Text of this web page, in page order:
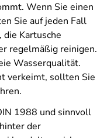
Wenn Sie einen
Sie auf jeden Fall
Kartusche
regelmäßig reinigen.
Wasserqualität.
verkeimt, sollten Sie
1988 und sinnvoll
der